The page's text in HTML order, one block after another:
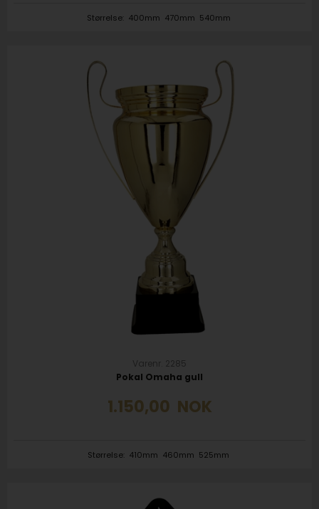
Størrelse: 400mm 470mm 540mm
Varenr. 2285
Pokal Omaha gull
1.150,00 NOK
Størrelse: 410mm 460mm 525mm